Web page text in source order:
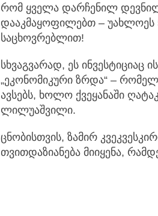
რომ ყველა დარჩენილ
დააკმაყოფილებთ –
საცხოვრებლით!
სხვაგვარად, ეს ინვესტიციაც
„ეკონომიკური ზრდა“ –
ავსებს, ხოლო ქვეყანაში
ლილუაშვილი.
ცნობისთვის, ზამირ
თვითდაზიანება მიიყენა,